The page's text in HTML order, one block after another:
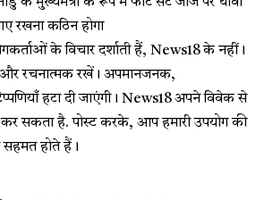
के मुख्यमंत्री के रूप में फोर्ट सेंट जॉर्ज पर धावा
रखना कठिन होगा
के विचार दर्शाती हैं, News18 के नहीं।
और रचनात्मक रखें। अपमानजनक,
हटा दी जाएंगी। News18 अपने विवेक से
कर सकता है. पोस्ट करके, आप हमारी उपयोग की
सहमत होते हैं।